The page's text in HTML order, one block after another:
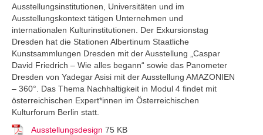
Ausstellungsinstitutionen, Universitäten und im
Ausstellungskontext tätigen Unternehmen und
internationalen Kulturinstitutionen. Der Exkursionstag
Dresden hat die Stationen Albertinum Staatliche
Kunstsammlungen Dresden mit der Ausstellung „Caspar
David Friedrich – Wie alles begann“ sowie das Panometer
Dresden von Yadegar Asisi mit der Ausstellung AMAZONIEN
– 360°. Das Thema Nachhaltigkeit in Modul 4 findet mit
österreichischen Expert*innen im Österreichischen
Kulturforum Berlin statt.
Ausstellungsdesign 75 KB